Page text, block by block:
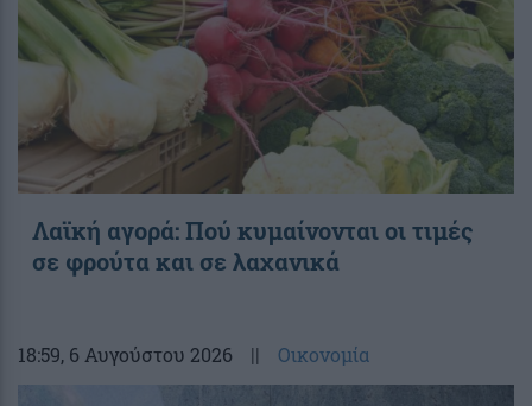
Λαϊκή αγορά: Πού κυμαίνονται οι τιμές
σε φρούτα και σε λαχανικά
18:59, 6 Αυγούστου 2026 || Οικονομία